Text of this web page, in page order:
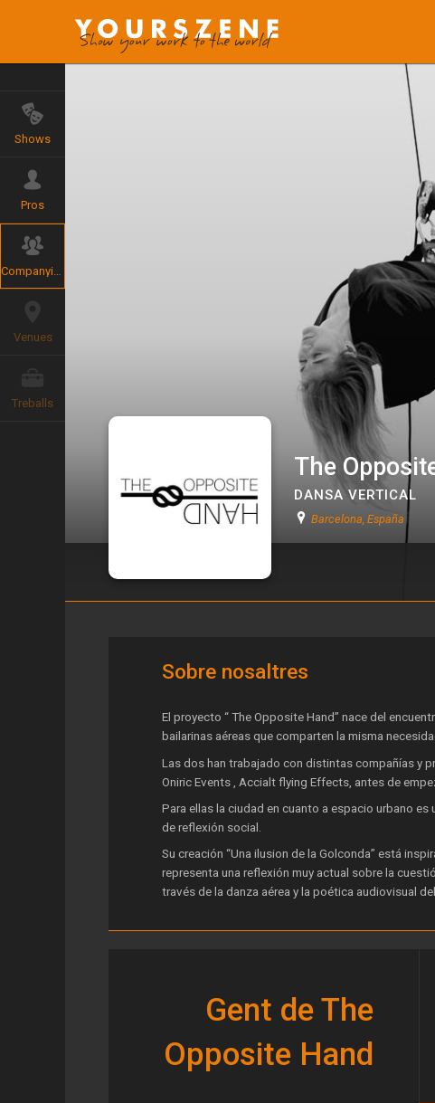
Shows
Pros
Venues
Treballs
The
DANSA VERTICAL
Barcelona, España
Sobre nosaltres
El proyecto “ The Opposite Hand” nace del
bailarinas aéreas que comparten la misma
Las dos han trabajado con distintas compañías y
Oniric Events , Accialt flying Effects, antes de
Para ellas la ciudad en cuanto a espacio urbano
de reflexión social.
Su creación “Una ilusion de la Golconda” está
representa una reflexión muy actual sobre la
través de la danza aérea y la poética audiovisual
Gent de The
Opposite Hand